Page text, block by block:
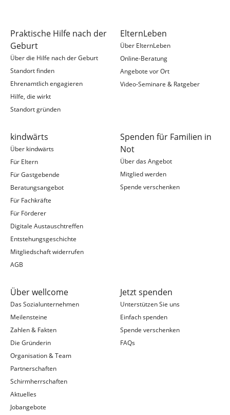
Praktische Hilfe nach der
Geburt
Über die Hilfe nach der Geburt
Standort finden
Ehrenamtlich engagieren
Hilfe, die wirkt
Standort gründen
ElternLeben
Über ElternLeben
Online-Beratung
Angebote vor Ort
Video-Seminare & Ratgeber
kindwärts
Über kindwärts
Für Eltern
Für Gastgebende
Beratungsangebot
Für Fachkräfte
Für Förderer
Digitale Austauschtreffen
Entstehungsgeschichte
Mitgliedschaft widerrufen
AGB
Spenden für Familien in
Not
Über das Angebot
Mitglied werden
Spende verschenken
Über wellcome
Das Sozialunternehmen
Meilensteine
Zahlen & Fakten
Die Gründerin
Organisation & Team
Partnerschaften
Schirmherrschaften
Aktuelles
Jobangebote
Jetzt spenden
Unterstützen Sie uns
Einfach spenden
Spende verschenken
FAQs